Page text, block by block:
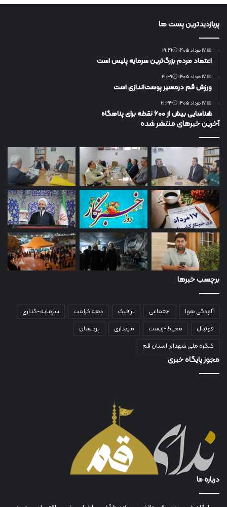
پربازدیدترین پست ها
📅 17 مرداد 1405 🕙21:41
اعتماد مردم بزرگ‌ترین سرمایه پلیس است
📅 17 مرداد 1405 🕙21:31
ورزش قم درمسیر پوست‌اندازی است
📅 17 مرداد 1405 🕙21:23
شناسایی بیش از ۶۰۰ نقطه برای پناهگاه
آخرین خبرهای منتشر شده
برچسب خبرها
آلودگی هوا اجتماعی ترافیک دهه کرامت
سرمایه-گذاری
فوتبال
محیط-زیست مرغداری
پردیسان
کنگره ملی شهدای استان قم
مجوز پایگاه خبری
درباره ما